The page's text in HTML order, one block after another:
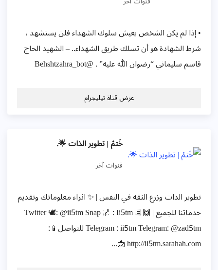
• إذا لم يكن الشخص يعيش سلوك الشهداء فلن يستشهد ،
شرط الشهادة هو أن تسلك طريق الشهداء.. – الشهيد الحاج
قاسم سليماني “رضوان الله عليه” . @Behshtzahra_bot
عرض قناة تيليجرام
خَتمْ | تطوير الذات 🌟.
قنوات آخر
تطوير الذات وزرع الثقه في النفس | ✨ اثراء معلوماتك وتقديم
خدماتنا للجميع | 🙌🏻 Twitter 🕊: @ii5tm Snap 🌌 : Ii5tm
Telegram : ii5tm Telegram: @zad5tm للتواصل📱:
http://ii5tm.sarahah.com 📩...